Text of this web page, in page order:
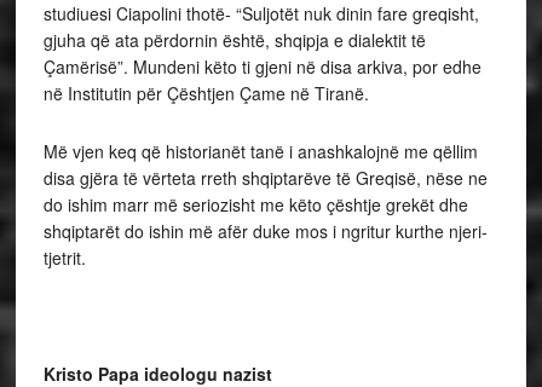
studiuesi Ciapolini thotë- “Suljotët nuk dinin fare greqisht,
gjuha që ata përdornin është, shqipja e dialektit të
Çamërisë”. Mundeni këto ti gjeni në disa arkiva, por edhe
në Institutin për Çështjen Çame në Tiranë.
Më vjen keq që historianët tanë i anashkalojnë me qëllim
disa gjëra të vërteta rreth shqiptarëve të Greqisë, nëse ne
do ishim marr më seriozisht me këto çështje grekët dhe
shqiptarët do ishin më afër duke mos i ngritur kurthe njeri-
tjetrit.
Kristo Papa ideologu nazist